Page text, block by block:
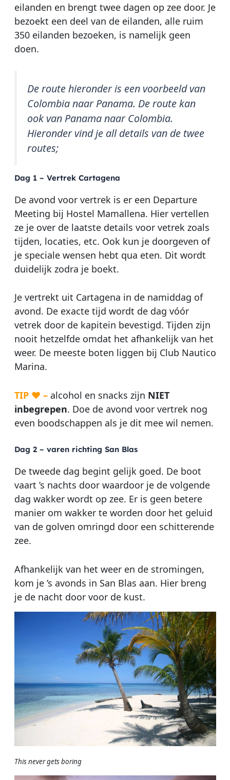
eilanden en brengt twee dagen op zee door. Je
bezoekt een deel van de eilanden, alle ruim
350 eilanden bezoeken, is namelijk geen
doen.
De route hieronder is een voorbeeld van
Colombia naar Panama. De route kan
ook van Panama naar Colombia.
Hieronder vind je all details van de twee
routes;
Dag 1 – Vertrek Cartagena
De avond voor vertrek is er een Departure
Meeting bij Hostel Mamallena. Hier vertellen
ze je over de laatste details voor vetrek zoals
tijden, locaties, etc. Ook kun je doorgeven of
je speciale wensen hebt qua eten. Dit wordt
duidelijk zodra je boekt.
Je vertrekt uit Cartagena in de namiddag of
avond. De exacte tijd wordt de dag vóór
vetrek door de kapitein bevestigd. Tijden zijn
nooit hetzelfde omdat het afhankelijk van het
weer. De meeste boten liggen bij Club Nautico
Marina.
TIP ♥ –alcohol en snacks zijn NIET
inbegrepen. Doe de avond voor vertrek nog
even boodschappen als je dit mee wil nemen.
Dag 2 – varen richting San Blas
De tweede dag begint gelijk goed. De boot
vaart ’s nachts door waardoor je de volgende
dag wakker wordt op zee. Er is geen betere
manier om wakker te worden door het geluid
van de golven omringd door een schitterende
zee.
Afhankelijk van het weer en de stromingen,
kom je ’s avonds in San Blas aan. Hier breng
je de nacht door voor de kust.
This never gets boring